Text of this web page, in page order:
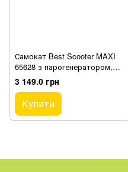
Самокат Best Scooter MAXI
65628 з парогенератором,
МУЗИКА, ДИМ, ТУРБІНИ,
пластмасови
3 149.0 грн
Купити